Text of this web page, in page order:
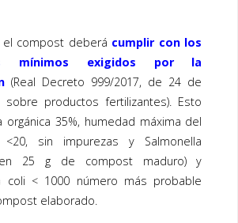
el compost deberá cumplir con los
mínimos exigidos por la
(Real Decreto 999/2017, de 24 de
sobre productos fertilizantes). Esto
orgánica 35%, humedad máxima del
<20, sin impurezas y Salmonella
25 g de compost maduro) y
coli < 1000 número más probable
elaborado.